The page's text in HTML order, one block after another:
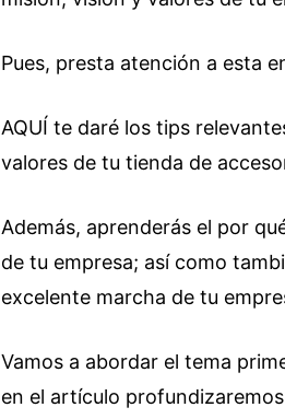
Pues, presta atención a esta
AQUÍ te daré los tips
valores de tu tienda de
Además, aprenderás el por
de tu empresa; así como
excelente marcha de tu
Vamos a abordar el tema
en el artículo